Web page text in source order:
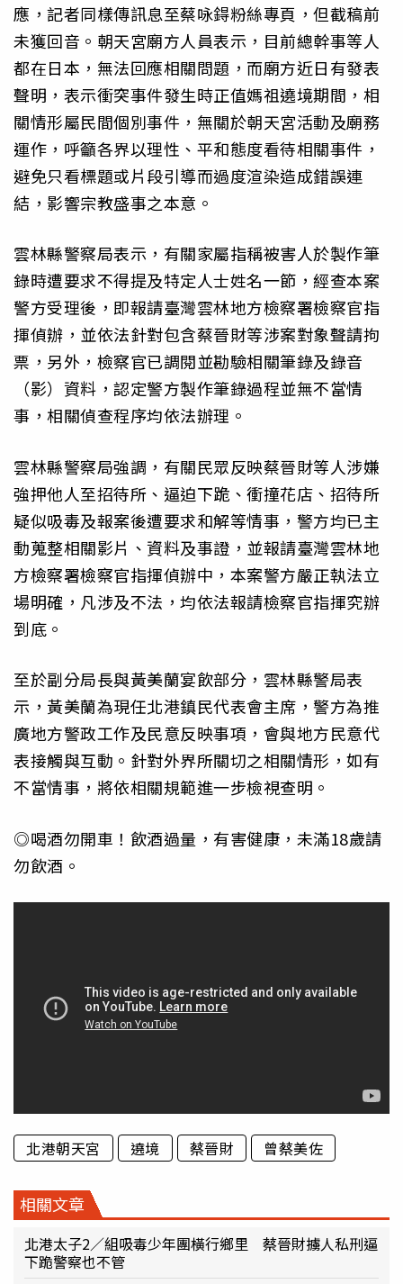
應，記者同樣傳訊息至蔡咏鍀粉絲專頁，但截稿前
未獲回音。朝天宮廟方人員表示，目前總幹事等人
都在日本，無法回應相關問題，而廟方近日有發表
聲明，表示衝突事件發生時正值媽祖遶境期間，相
關情形屬民間個別事件，無關於朝天宮活動及廟務
運作，呼籲各界以理性、平和態度看待相關事件，
避免只看標題或片段引導而過度渲染造成錯誤連
結，影響宗教盛事之本意。
雲林縣警察局表示，有關家屬指稱被害人於製作筆
錄時遭要求不得提及特定人士姓名一節，經查本案
警方受理後，即報請臺灣雲林地方檢察署檢察官指
揮偵辦，並依法針對包含蔡晉財等涉案對象聲請拘
票，另外，檢察官已調閱並勘驗相關筆錄及錄音
（影）資料，認定警方製作筆錄過程並無不當情
事，相關偵查程序均依法辦理。
雲林縣警察局強調，有關民眾反映蔡晉財等人涉嫌
強押他人至招待所、逼迫下跪、衝撞花店、招待所
疑似吸毒及報案後遭要求和解等情事，警方均已主
動蒐整相關影片、資料及事證，並報請臺灣雲林地
方檢察署檢察官指揮偵辦中，本案警方嚴正執法立
場明確，凡涉及不法，均依法報請檢察官指揮究辦
到底。
至於副分局長與黃美蘭宴飲部分，雲林縣警局表
示，黃美蘭為現任北港鎮民代表會主席，警方為推
廣地方警政工作及民意反映事項，會與地方民意代
表接觸與互動。針對外界所關切之相關情形，如有
不當情事，將依相關規範進一步檢視查明。
◎喝酒勿開車！飲酒過量，有害健康，未滿18歲請
勿飲酒。
北港朝天宮 遶境 蔡晉財 曾蔡美佐
相關文章
北港太子2／組吸毒少年團橫行鄉里 蔡晉財擄人私刑逼
下跪警察也不管